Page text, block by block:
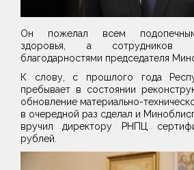
Он пожелал всем
здоровья, а сотрудников
благодарностями председателя
К слову, с прошлого года
пребывает в состоянии
обновление материально-
в очередной раз сделал и
вручил директору РНПЦ
рублей.